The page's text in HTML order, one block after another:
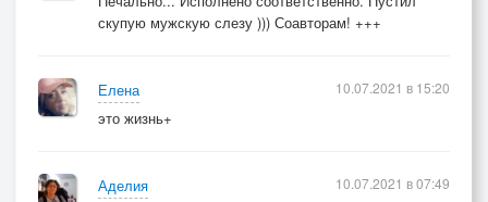
скупую мужскую слезу ))) Соавторам! +++
Елена
это жизнь+
10.07.2021 в 15:20
Аделия
10.07.2021 в 07:49